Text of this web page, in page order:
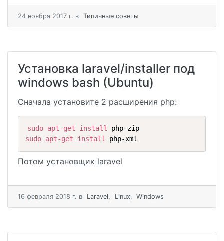
24 ноября 2017 г. в Типичные советы
Установка laravel/installer под
windows bash (Ubuntu)
Сначала установите 2 расширения php:
sudo apt-get install
sudo apt-get install php-xml
Потом установщик laravel
16 февраля 2018 г. в Laravel Linux Windows